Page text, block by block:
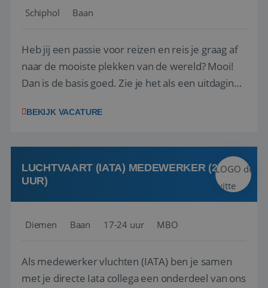
Schiphol Baan
Heb jij een passie voor reizen en reis je graag af
naar de mooiste plekken van de wereld? Mooi!
Dan is de basis goed. Zie je het als een uitdaging
het samenstellen en boeken van de perfecte
deze onderdelen zijn nu samen gevoegd...
BEKIJK VACATURE
LUCHTVAART (IATA) MEDEWERKER (24-32
UUR)
Diemen Baan 17-24 uur MBO
Als medewerker vluchten (IATA) ben je samen
met je directe Iata collega een onderdeel van ons